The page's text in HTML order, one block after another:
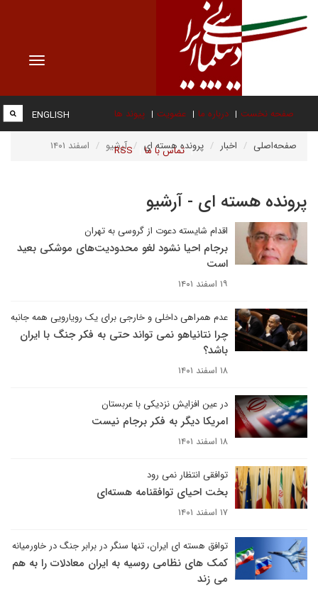
Toggle
صفحه نخست درباره ما عضویت پیوند ها
تماس با ما RSS
ENGLISH
صفحه‌اصلی اخبار پرونده هسته ای آرشیو اسفند ۱۴۰۱
پرونده هسته ای - آرشیو
اقدام شایسته دعوت از گروسی به تهران
برجام احیا نشود لغو محدودیت‌های موشکی بعید
است
۱۹ اسفند ۱۴۰۱
عدم همراهی داخلی و خارجی برای یک رویارویی همه جانبه
چرا نتانیاهو نمی تواند حتی به فکر جنگ با ایران
باشد؟
۱۸ اسفند ۱۴۰۱
در عین افزایش نزدیکی با عربستان
امریکا دیگر به فکر برجام نیست
۱۸ اسفند ۱۴۰۱
توافقی انتظار نمی رود
بخت احیای توافقنامه هسته‌ای
۱۷ اسفند ۱۴۰۱
توافق هسته ای ایران، تنها سنگر در برابر جنگ در خاورمیانه
کمک های نظامی روسیه به ایران معادلات را به هم
می زند